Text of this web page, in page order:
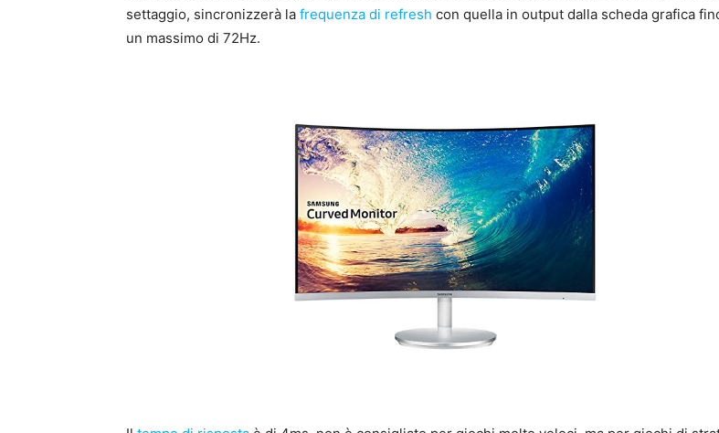
settaggio, sincronizzerà la frequenza di refresh con quella in output dalla scheda grafica
un massimo di 72Hz.